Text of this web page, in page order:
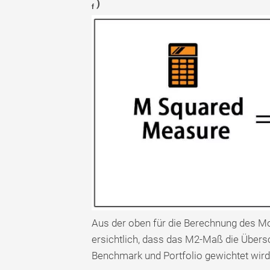
f)
Aus der oben für die Berechnung des
ersichtlich, dass das M2-Maß die
Benchmark und Portfolio gewichtet